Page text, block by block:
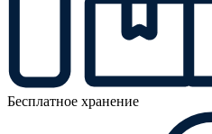
Бесплатное хранение